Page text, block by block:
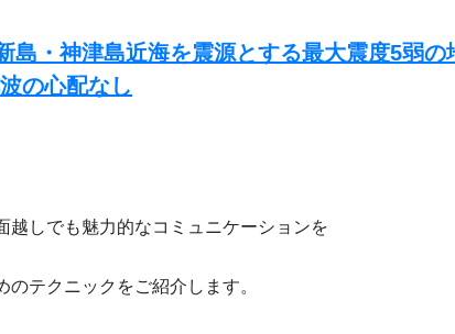
島・神津島近海を震源とする最大震度5弱の
の心配なし
越しでも魅力的なコミュニケーションを
のテクニックをご紹介します。